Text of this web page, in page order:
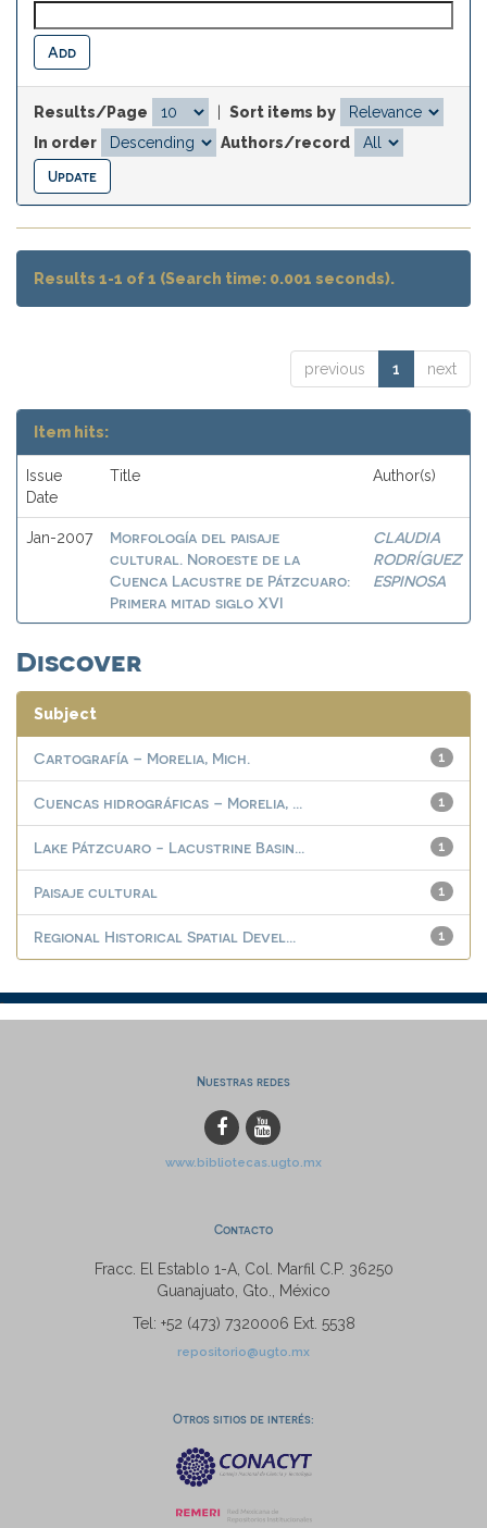
Results/Page
Sort items by
In order
Authors/record
Results 1-1 of 1 (Search time: 0.001 seconds).
previous 1 next
Item hits:
Issue
Date
Title Author(s)
Jan-2007
Morfología del paisaje
cultural. Noroeste de la
Cuenca Lacustre de Pátzcuaro:
Primera mitad siglo XVI
CLAUDIA
RODRÍGUEZ
ESPINOSA
Discover
Subject
1
Cartografía – Morelia, Mich.
1
Cuencas hidrográficas – Morelia, ...
1
Lake Pátzcuaro - Lacustrine Basin...
1
Paisaje cultural
1
Regional Historical Spatial Devel...
Nuestras redes
www.bibliotecas.ugto.mx
Contacto
Fracc. El Establo 1-A, Col. Marfil C.P. 36250
Guanajuato, Gto., México
Tel: +52 (473) 7320006 Ext. 5538
repositorio@ugto.mx
Otros sitios de interés: